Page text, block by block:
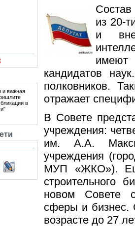
и важная
в
из 20-
и
имеют
кандидатов
полковников.
отражает
В Совете
учреждения:
им. А.А.
учреждения
МУП «ЖКО»). Ещё
строительного
новом Совете
сферы и бизнес.
возрасте до 27